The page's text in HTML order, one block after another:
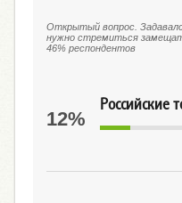
Открытый вопрос.
нужно стремиться
46% респондентов
Российские
12%